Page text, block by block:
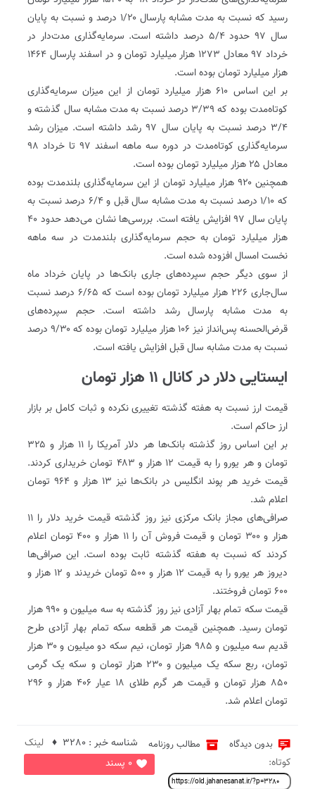
رسید که نسبت به مدت مشابه پارسال ۱/۲۰ درصد و نسبت به پایان
سال ۹۷ حدود ۵/۴ درصد داشته است. سرمایه‌گذاری مدت‌دار در
خرداد ۹۷ معادل ۱۲۷۳ هزار میلیارد تومان و در اسفند پارسال ۱۴۶۴
هزار میلیارد تومان بوده است.
بر این اساس ۶۱۰ هزار میلیارد تومان از این میزان سرمایه‌گذاری
کوتاه‌مدت بوده که ۳/۳۹ درصد نسبت به مدت مشابه سال گذشته و
۳/۴ درصد نسبت به پایان سال ۹۷ رشد داشته است. میزان رشد
سرمایه‌گذاری کوتاه‌مدت در دوره سه ماهه اسفند ۹۷ تا خرداد ۹۸
معادل ۲۵ هزار میلیارد تومان بوده است.
همچنین ۹۲۰ هزار میلیارد تومان از این سرمایه‌گذاری بلندمدت بوده
که ۱/۱۰ درصد نسبت به مدت مشابه سال قبل و ۶/۴ درصد نسبت به
پایان سال ۹۷ افزایش یافته است. بررسی‌ها نشان می‌دهد حدود ۴۰
هزار میلیارد تومان به حجم سرمایه‌گذاری بلندمدت در سه ماهه
نخست امسال افزوده شده است.
از سوی دیگر حجم سپرده‌های جاری بانک‌ها در پایان خرداد ماه
سال‌جاری ۲۲۶ هزار میلیارد تومان بوده است که ۶/۶۵ درصد نسبت
به مدت مشابه پارسال رشد داشته است. حجم سپرده‌های
قرض‌الحسنه پس‌انداز نیز ۱۰۶ هزار میلیارد تومان بوده که ۹/۳۰ درصد
نسبت به مدت مشابه سال قبل افزایش یافته است.
ایستایی دلار در کانال ۱۱ هزار تومان
قیمت ارز نسبت به هفته گذشته تغییری نکرده و ثبات کامل بر بازار
ارز حاکم است.
بر این اساس روز گذشته بانک‌ها هر دلار آمریکا را ۱۱ هزار و ۳۲۵
تومان و هر یورو را به قیمت ۱۲ هزار و ۴۸۳ تومان خریداری کردند.
قیمت خرید هر پوند انگلیس در بانک‌ها نیز ۱۳ هزار و ۹۶۴ تومان
اعلام شد.
صرافی‌های مجاز بانک مرکزی نیز روز گذشته قیمت خرید دلار را ۱۱
هزار و ۳۰۰ تومان و قیمت فروش آن را ۱۱ هزار و ۴۰۰ تومان اعلام
کردند که نسبت به هفته گذشته ثابت بوده است. این صرافی‌ها
دیروز هر یورو را به قیمت ۱۲ هزار و ۵۰۰ تومان خریدند و ۱۲ هزار و
۶۰۰ تومان فروختند.
قیمت سکه تمام بهار آزادی نیز روز گذشته به سه میلیون و ۹۹۰ هزار
تومان رسید. همچنین قیمت هر قطعه سکه تمام بهار آزادی طرح
قدیم سه میلیون و ۹۸۵ هزار تومان، نیم سکه دو میلیون و ۳۰ هزار
تومان، ربع سکه یک میلیون و ۲۳۰ هزار تومان و سکه یک گرمی
۸۵۰ هزار تومان و قیمت هر گرم طلای ۱۸ عیار ۴۰۶ هزار و ۲۹۶
تومان اعلام شد.
بدون دیدگاه مطالب روزنامه
0 پسند
شناسه خبر : 3280 ♦
لینک
کوتاه: